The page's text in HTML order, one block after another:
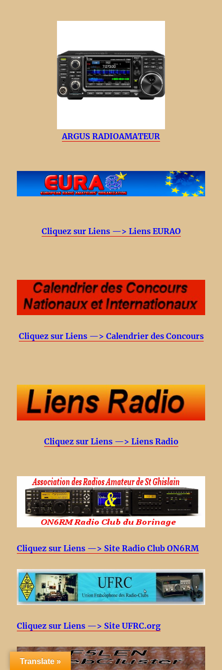
ARGUS RADIOAMATEUR
Cliquez sur Liens —> Liens EURAO
Cliquez sur Liens —> Calendrier des Concours
Cliquez sur Liens —> Liens Radio
Cliquez sur Liens —> Site Radio Club ON6RM
Cliquez sur Liens —> Site UFRC.org
Translate »